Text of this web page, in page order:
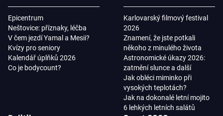
Epicentrum
Neštovice: příznaky, léčba
V čem jezdí Yamal a Mesii?
Kvízy pro seniory
Kalendář úplňků 2026
Co je bodycount?
Karlovarský filmový festival
2026
Znamení, že jste potkali
někoho z minulého života
Astronomické úkazy 2026:
zatmění slunce a další
Jak obléci miminko při
vysokých teplotách?
Jak na dokonalé letní mojito
6 lehkých letních salátů